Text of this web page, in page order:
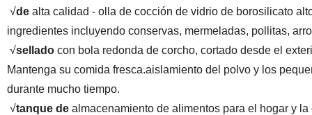
√dealta calidad - olla de cocción de vidrio de borosilicato
ingredientes incluyendo conservas, mermeladas, pollitas,
√selladocon bola redonda de corcho, cortado desde el
Mantenga su comida fresca.aislamiento del polvo y los
durante mucho tiempo.
√tanque dealmacenamiento de alimentos para el hogar y